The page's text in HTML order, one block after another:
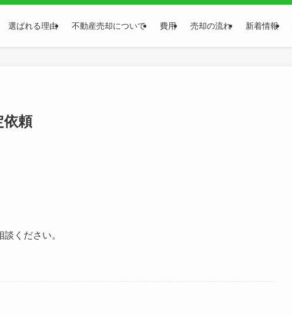
選ばれる理由 不動産売却について 費用 売却の流れ 新着情報
頼
ください。